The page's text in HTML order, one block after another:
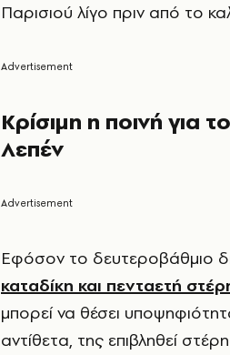
Παρισιού λίγο πριν από το
Κρίσιμη η ποινή για
Λεπέν
Εφόσον το δευτεροβάθμιο
καταδίκη και πενταετή
μπορεί να θέσει
αντίθετα, της επιβληθεί